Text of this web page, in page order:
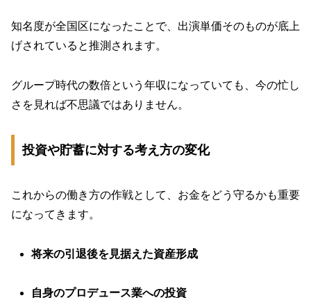
知名度が全国区になったことで、出演単価そのものが底上
げされていると推測されます。
グループ時代の数倍という年収になっていても、今の忙し
さを見れば不思議ではありません。
投資や貯蓄に対する考え方の変化
これからの働き方の作戦として、お金をどう守るかも重要
になってきます。
将来の引退後を見据えた資産形成
自身のプロデュース業への投資